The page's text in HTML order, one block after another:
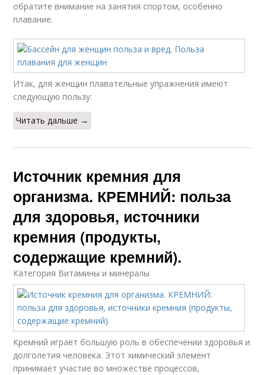
обратите внимание на занятия спортом, особенно
плавание.
Итак, для женщин плавательные упражнения имеют
следующую пользу:
Читать дальше →
Источник кремния для
организма. КРЕМНИЙ: польза
для здоровья, источники
кремния (продукты,
содержащие кремний).
Категория Витамины и минералы
Кремний играет большую роль в обеспечении здоровья и
долголетия человека. Этот химический элемент
принимает участие во множестве процессов,